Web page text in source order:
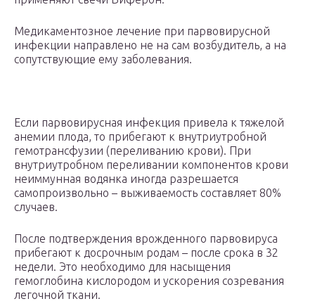
Медикаментозное лечение при парвовирусной
инфекции направлено не на сам возбудитель, а на
сопутствующие ему заболевания.
Если парвовирусная инфекция привела к тяжелой
анемии плода, то прибегают к внутриутробной
гемотрансфузии (переливанию крови). При
внутриутробном переливании компонентов крови
неиммунная водянка иногда разрешается
самопроизвольно – выживаемость составляет 80%
случаев.
После подтверждения врожденного парвовируса
прибегают к досрочным родам – после срока в 32
недели. Это необходимо для насыщения
гемоглобина кислородом и ускорения созревания
легочной ткани.